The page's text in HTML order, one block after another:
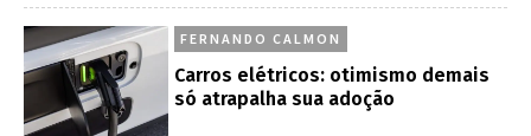
FERNANDO CALMON
Carros elétricos: otimismo demais
só atrapalha sua adoção